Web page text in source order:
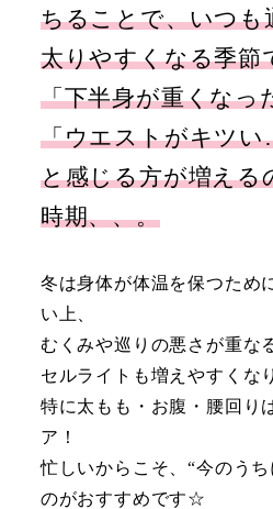
ちることで、いつも
太りやすくなる季節
「下半身が重くな
「ウエストがキツ
と感じる方が増える
時期、、。
冬は身体が体温を保つため
い上、
むくみや巡りの悪さが重な
セルライトも増えやすくな
特に太もも・お腹・腰回り
ア！
忙しいからこそ、“今のうち
のがおすすめです☆